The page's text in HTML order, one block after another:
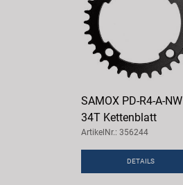
SAMOX PD-R4-A-NW
34T Kettenblatt
ArtikelNr.: 356244
DETAILS